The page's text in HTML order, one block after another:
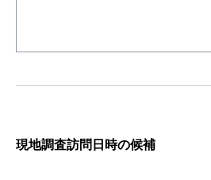
現地調査訪問日時の候補